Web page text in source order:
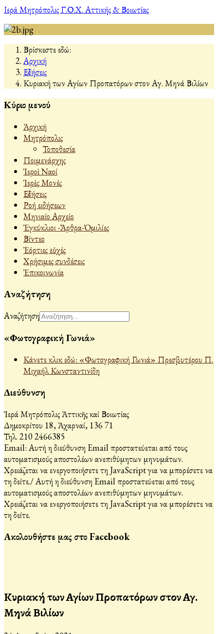
Ιερά Μητρόπολις Γ.Ο.Χ. Αττικής & Βοιωτίας
Βρίσκεστε εδώ:
Αρχική
Εἰδήσεις
Κυριακή των Αγίων Προπατόρων στον Αγ. Μηνά Βιλίων
Κύριο μενού
Ἀρχική
Μητρόπολις
Τοποθεσία
Ποιμενάρχης
Ἱεροὶ Ναοί
Ἱερὲς Μονές
Εἰδήσεις
Ροή ειδήσεων
Μηνιαίο Αρχείο
Ἐγκύκλιοι -Ἄρθρα-Ὁμιλίες
Βίντεο
Ἐόρτιες εὐχές
Χρήσιμες συνδέσεις
Ἐπικοινωνία
Αναζήτηση
Αναζήτηση
«Φωτογραφική Γωνιά»
Κάνετε κλικ εδώ: «Φωτογραφική Γωνιά» Πρεσβυτέρου Π.
Μιχαήλ Κωνσταντινίδη
Διεύθυνση
Ἱερά Μητρόπολις Ἀττικῆς καί Βοιωτίας
Δημοκρίτου 18, Ἀχαρναί, 136 71
Τηλ. 210 2466385
Email: Αυτή η διεύθυνση Email προστατεύεται από τους
αυτοματισμούς αποστολέων ανεπιθύμητων μηνυμάτων.
Χρειάζεται να ενεργοποιήσετε τη JavaScript για να μπορέσετε να
τη δείτε./Αυτή η διεύθυνση Email προστατεύεται από τους
αυτοματισμούς αποστολέων ανεπιθύμητων μηνυμάτων.
Χρειάζεται να ενεργοποιήσετε τη JavaScript για να μπορέσετε να
τη δείτε.
Ακολουθήστε μας στο Facebook
Κυριακή των Αγίων Προπατόρων στον Αγ.
Μηνά Βιλίων